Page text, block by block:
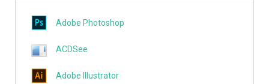
Adobe Photoshop
ACDSee
Adobe Illustrator